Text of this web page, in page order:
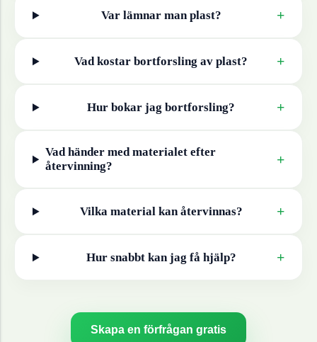
Var lämnar man plast? +
Vad kostar bortforsling av plast? +
Hur bokar jag bortforsling? +
Vad händer med materialet efter
återvinning?
+
Vilka material kan återvinnas? +
Hur snabbt kan jag få hjälp? +
Skapa en förfrågan gratis